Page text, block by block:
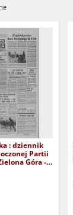
: dziennik
Partii
Góra -